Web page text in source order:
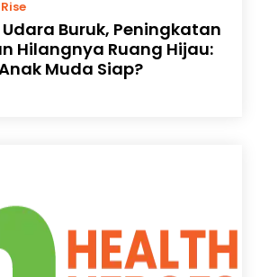
Buruk, Peningkatan
Hilangnya Ruang Hijau:
Muda Siap?